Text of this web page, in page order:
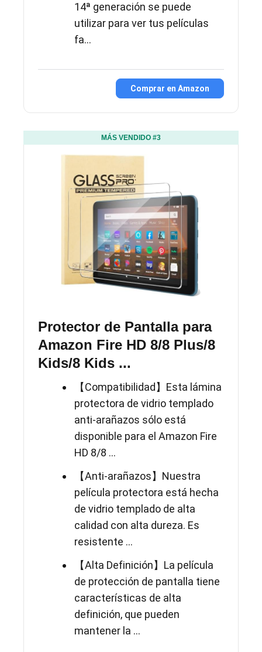
14ª generación se puede
utilizar para ver tus películas
fa...
Comprar en Amazon
MÁS VENDIDO #3
Protector de Pantalla para
Amazon Fire HD 8/8 Plus/8
Kids/8 Kids ...
【Compatibilidad】Esta lámina
protectora de vidrio templado
anti-arañazos sólo está
disponible para el Amazon Fire
HD 8/8 ...
【Anti-arañazos】Nuestra
película protectora está hecha
de vidrio templado de alta
calidad con alta dureza. Es
resistente ...
【Alta Definición】La película
de protección de pantalla tiene
características de alta
definición, que pueden
mantener la ...